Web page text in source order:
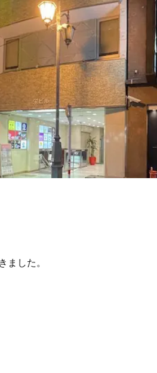
ました。